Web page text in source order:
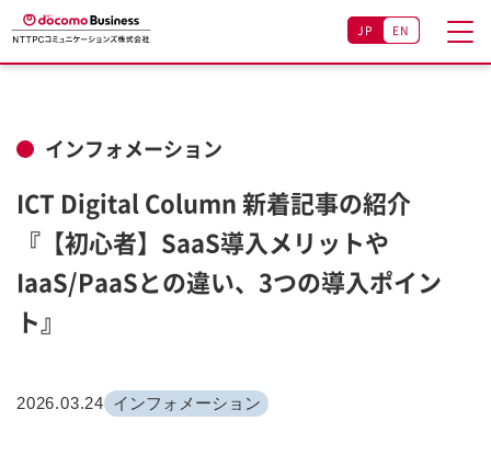
JP EN
インフォメーション
ICT Digital Column 新着記事の紹介
『【初心者】SaaS導入メリットや
IaaS/PaaSとの違い、3つの導入ポイン
ト』
2026.03.24 インフォメーション